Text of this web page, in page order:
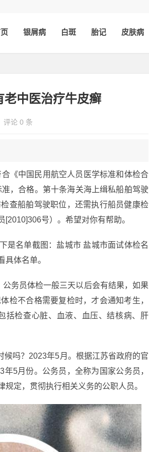
银屑病 白斑 胎记 皮肤病
中医治疗牛皮癣
评论 0 条
《中国民用航空人员医学标准和体检合
，合格。第十条海关海上缉私船舶驾驶
查船舶驾驶职位，还需执行船员健康检
号）。希望对你有帮助。
是名单截图：盐城市 盐城市面试体检名
体名单。
务员体检一般三天以后会有结果，如果
检不合格需要复检时，才会通知考生，
括检查心脏、血液、血压、结核病、肝
吗？2023年5月。根据江苏省政府的官
5月份。公务员，全称为国家公务员，
定，贯彻执行相关义务的公职人员。